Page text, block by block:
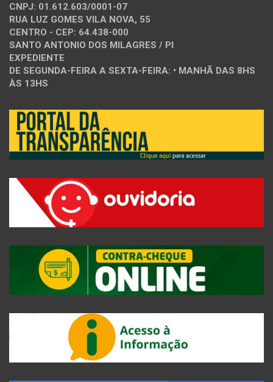
CNPJ: 01.612.603/0001-07
RUA LUZ GOMES VILA NOVA, 55
CENTRO - CEP: 64.438-000
SANTO ANTONIO DOS MILAGRES / PI
EXPEDIENTE
DE SEGUNDA-FEIRA A SEXTA-FEIRA: • MANHÃ DAS 8HS
ÀS 13HS